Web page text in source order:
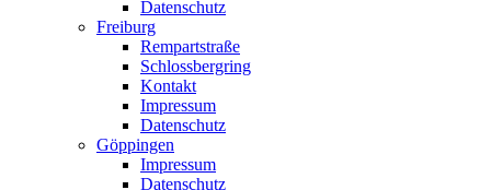
Datenschutz
Freiburg
Rempartstraße
Schlossbergring
Kontakt
Impressum
Datenschutz
Göppingen
Impressum
Datenschutz